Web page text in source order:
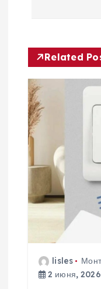
и
я
п
о
з
а
Related
lisles
2 июня, 2026